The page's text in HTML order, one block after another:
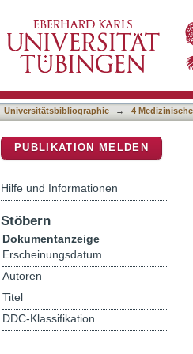
Characteristics and
negative, hormone
Universitätsbibliographie → 4
PUBLIKATION MELDEN
Hilfe und Informationen
Stöbern
Dokumentanzeige
Erscheinungsdatum
Autoren
Titel
DDC-Klassifikation